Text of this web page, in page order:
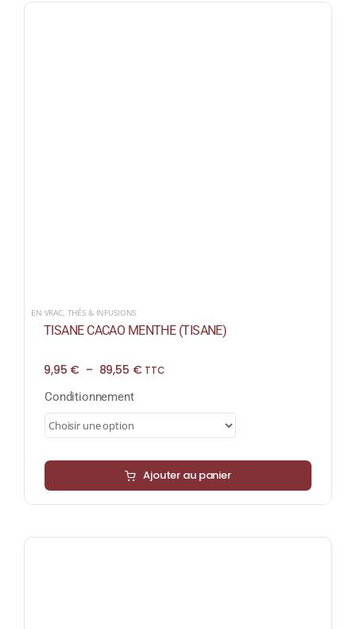
EN VRAC, THÉS & INFUSIONS
TISANE CACAO MENTHE (TISANE)
9,95 € – 89,55 €Plage
TTC
Conditionnement
Ajouter au panier